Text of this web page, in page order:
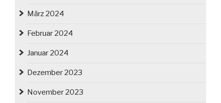
März 2024
Februar 2024
Januar 2024
Dezember 2023
November 2023